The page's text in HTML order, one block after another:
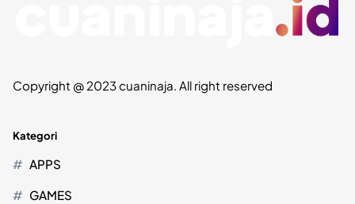
Copyright @ 2023 cuaninaja. All right reserved
Kategori
APPS
GAMES